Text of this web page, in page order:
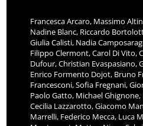
Francesca Arcaro, Massimo
Nadine Blanc, Riccardo
Giulia Calisti, Nadia
Filippo Clermont, Carol Di Vito,
Dufour, Christian Evaspasiano,
Enrico Formento Dojot, Bruno
Francesconi, Sofia Fregnani,
Paolo Gatto, Michael Ghignone,
Cecilia Lazzarotto, Giacomo
Marrelli, Federico Mecca, Luca